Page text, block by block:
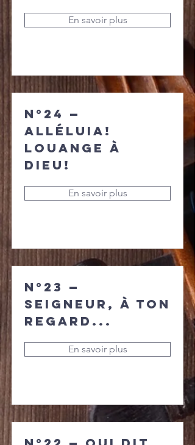
En savoir plus
N°24 —
Alléluia!
Louange à
Dieu!
En savoir plus
N°23 —
Seigneur, à ton
regard...
En savoir plus